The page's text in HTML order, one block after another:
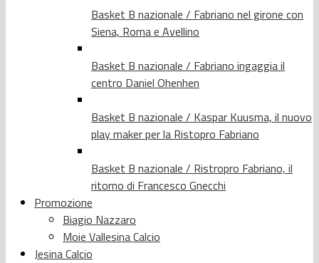
Basket B nazionale / Fabriano nel girone con
Siena, Roma e Avellino
Basket B nazionale / Fabriano ingaggia il
centro Daniel Ohenhen
Basket B nazionale / Kaspar Kuusma, il nuovo
play maker per la Ristopro Fabriano
Basket B nazionale / Ristropro Fabriano, il
ritorno di Francesco Gnecchi
Promozione
Biagio Nazzaro
Moie Vallesina Calcio
Jesina Calcio